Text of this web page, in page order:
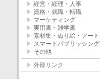
▶ 経営・経理・人事
▶ 資格・就職・転職
▶ マーケティング
▶ 実用書・雑学書
▶ 素材集・ぬり絵・アート
▶ スマートパブリッシング
▶ その他
▶ 外部リンク